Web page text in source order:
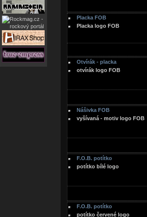
Placka FOB
Placka logo FOB
Otvírák - placka
otvírák logo FOB
Nášivka FOB
vyšívaná - motiv logo FOB
F.O.B. potítko
potítko bílé logo
F.O.B. potítko
potítko červené logo